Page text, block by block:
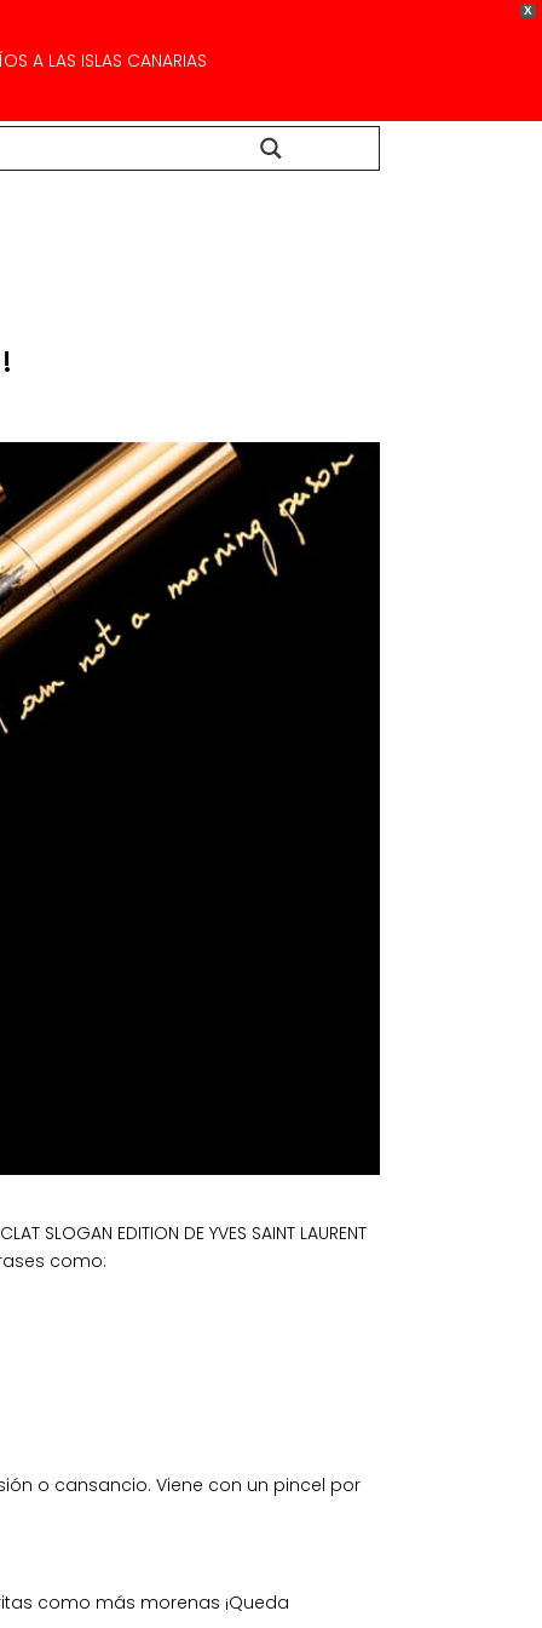
X
A LAS ISLAS CANARIAS
EDITION DE YVES SAINT LAURENT
como:
o cansancio. Viene con un pincel por
como más morenas ¡Queda